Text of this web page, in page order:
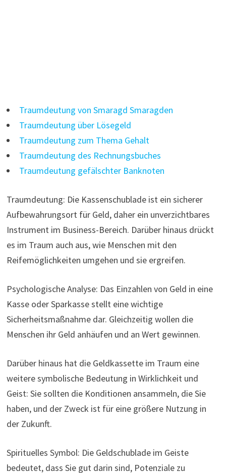
Traumdeutung von Smaragd Smaragden
Traumdeutung über Lösegeld
Traumdeutung zum Thema Gehalt
Traumdeutung des Rechnungsbuches
Traumdeutung gefälschter Banknoten
Traumdeutung: Die Kassenschublade ist ein sicherer
Aufbewahrungsort für Geld, daher ein unverzichtbares
Instrument im Business-Bereich. Darüber hinaus drückt
es im Traum auch aus, wie Menschen mit den
Reifemöglichkeiten umgehen und sie ergreifen.
Psychologische Analyse: Das Einzahlen von Geld in eine
Kasse oder Sparkasse stellt eine wichtige
Sicherheitsmaßnahme dar. Gleichzeitig wollen die
Menschen ihr Geld anhäufen und an Wert gewinnen.
Darüber hinaus hat die Geldkassette im Traum eine
weitere symbolische Bedeutung in Wirklichkeit und
Geist: Sie sollten die Konditionen ansammeln, die Sie
haben, und der Zweck ist für eine größere Nutzung in
der Zukunft.
Spirituelles Symbol: Die Geldschublade im Geiste
bedeutet, dass Sie gut darin sind, Potenziale zu